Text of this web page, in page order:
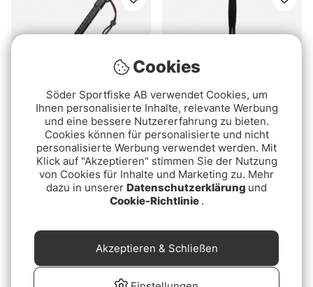
Rapala Ice Scoop Mini
Mega
€7.80
Ice Scoop Finlandia
110mm
€5.10
Cookies
Söder Sportfiske AB verwendet Cookies, um
Ihnen personalisierte Inhalte, relevante Werbung
und eine bessere Nutzererfahrung zu bieten.
Cookies können für personalisierte und nicht
personalisierte Werbung verwendet werden. Mit
Klick auf "Akzeptieren" stimmen Sie der Nutzung
von Cookies für Inhalte und Marketing zu. Mehr
dazu in unserer Datenschutzerklärung und
Cookie-Richtlinie .
Akzeptieren & Schließen